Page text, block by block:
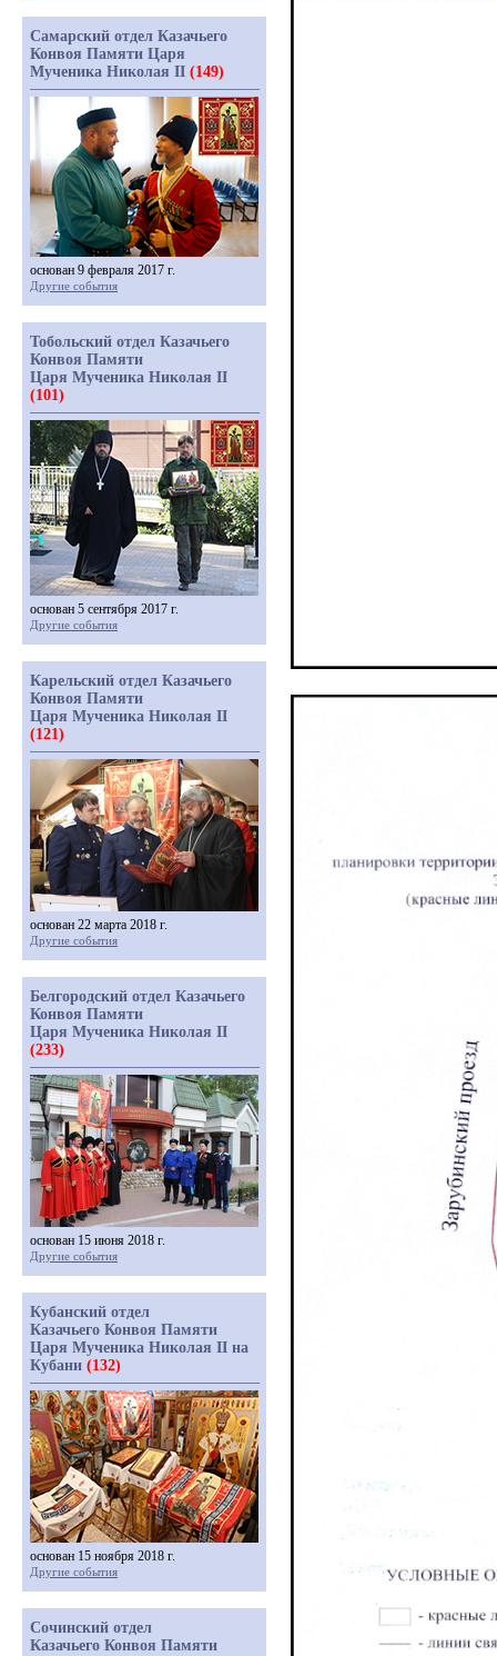
Самарский отдел Казачьего
Конвоя Памяти Царя
Мученика Николая II (149)
основан 9 февраля 2017 г.
Другие события
Тобольский отдел Казачьего
Конвоя Памяти
Царя Мученика Николая II
(101)
основан 5 сентября 2017 г.
Другие события
Карельский отдел Казачьего
Конвоя Памяти
Царя Мученика Николая II
(121)
основан 22 марта 2018 г.
Другие события
Белгородский отдел Казачьего
Конвоя Памяти
Царя Мученика Николая II
(233)
основан 15 июня 2018 г.
Другие события
Кубанский отдел
Казачьего Конвоя Памяти
Царя Мученика Николая II на
Кубани (132)
основан 15 ноября 2018 г.
Другие события
Сочинский отдел
Казачьего Конвоя Памяти